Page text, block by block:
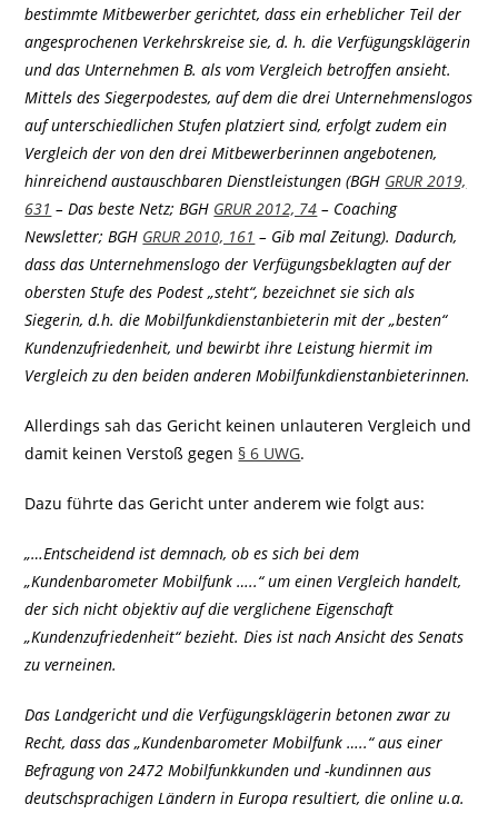
bestimmte Mitbewerber gerichtet, dass ein erheblicher Teil der
angesprochenen Verkehrskreise sie, d. h. die Verfügungsklägerin
und das Unternehmen B. als vom Vergleich betroffen ansieht.
Mittels des Siegerpodestes, auf dem die drei Unternehmenslogos
auf unterschiedlichen Stufen platziert sind, erfolgt zudem ein
Vergleich der von den drei Mitbewerberinnen angebotenen,
hinreichend austauschbaren Dienstleistungen (BGH GRUR 2019,
631 – Das beste Netz; BGH GRUR 2012, 74 – Coaching
Newsletter; BGH GRUR 2010, 161 – Gib mal Zeitung). Dadurch,
dass das Unternehmenslogo der Verfügungsbeklagten auf der
obersten Stufe des Podest „steht“, bezeichnet sie sich als
Siegerin, d.h. die Mobilfunkdienstanbieterin mit der „besten“
Kundenzufriedenheit, und bewirbt ihre Leistung hiermit im
Vergleich zu den beiden anderen Mobilfunkdienstanbieterinnen.
Allerdings sah das Gericht keinen unlauteren Vergleich und
damit keinen Verstoß gegen § 6 UWG.
Dazu führte das Gericht unter anderem wie folgt aus:
„…Entscheidend ist demnach, ob es sich bei dem
„Kundenbarometer Mobilfunk …..“ um einen Vergleich handelt,
der sich nicht objektiv auf die verglichene Eigenschaft
„Kundenzufriedenheit“ bezieht. Dies ist nach Ansicht des Senats
zu verneinen.
Das Landgericht und die Verfügungsklägerin betonen zwar zu
Recht, dass das „Kundenbarometer Mobilfunk …..“ aus einer
Befragung von 2472 Mobilfunkkunden und -kundinnen aus
deutschsprachigen Ländern in Europa resultiert, die online u.a.